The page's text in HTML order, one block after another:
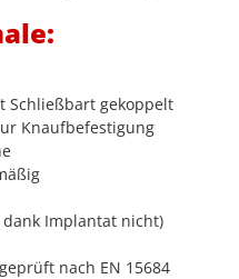
Schließbart gekoppelt
Knaufbefestigung
Implantat nicht)
nach EN 15684